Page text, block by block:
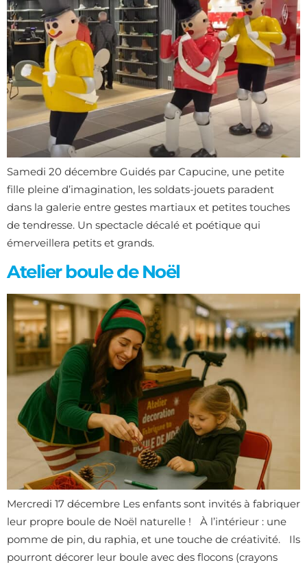
Samedi 20 décembre Guidés par Capucine, une petite
fille pleine d’imagination, les soldats-jouets paradent
dans la galerie entre gestes martiaux et petites touches
de tendresse. Un spectacle décalé et poétique qui
émerveillera petits et grands.
Atelier boule de Noël
Mercredi 17 décembre Les enfants sont invités à fabriquer
leur propre boule de Noël naturelle ! À l’intérieur : une
pomme de pin, du raphia, et une touche de créativité. Ils
pourront décorer leur boule avec des flocons (crayons